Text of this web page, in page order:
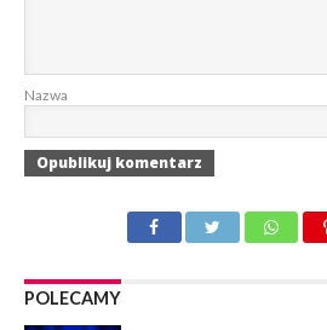
Nazwa
POLECAMY